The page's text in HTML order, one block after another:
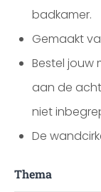
badkamer.
Gemaakt
Bestel jouw
aan de
niet
De
Thema